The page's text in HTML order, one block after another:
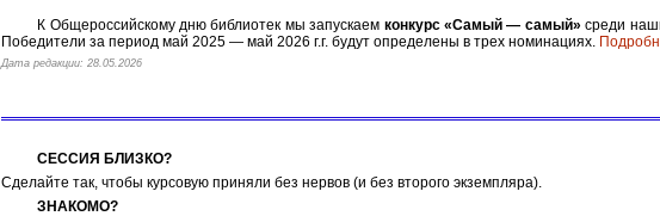
К Общероссийскому дню библиотек мы запускаем конкурс «Самый — самый» среди
Победители за период май 2025 — май 2026 г.г. будут определены в трех номинациях.
Дата редакции: 28.05.2026
СЕССИЯ БЛИЗКО?
Сделайте так, чтобы курсовую приняли без нервов (и без второго экземпляра).
ЗНАКОМО?